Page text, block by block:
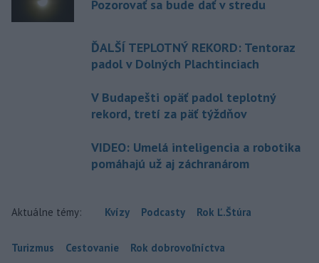
Pozorovať sa bude dať v stredu
ĎALŠÍ TEPLOTNÝ REKORD: Tentoraz
padol v Dolných Plachtinciach
V Budapešti opäť padol teplotný
rekord, tretí za päť týždňov
VIDEO: Umelá inteligencia a robotika
pomáhajú už aj záchranárom
Aktuálne témy: Kvízy Podcasty Rok Ľ.Štúra
Turizmus Cestovanie Rok dobrovoľníctva